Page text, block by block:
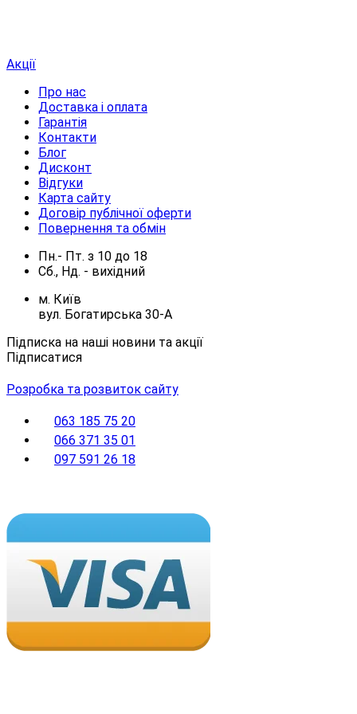
Акції
Про нас
Доставка і оплата
Гарантія
Контакти
Блог
Дисконт
Відгуки
Карта сайту
Договір публічної оферти
Повернення та обмін
Пн.- Пт. з 10 до 18
Сб., Нд. - вихідний
м. Київ
вул. Богатирська 30-А
Підписка на наші новини та акції
Підписатися
Розробка та розвиток сайту
063 185 75 20
066 371 35 01
097 591 26 18